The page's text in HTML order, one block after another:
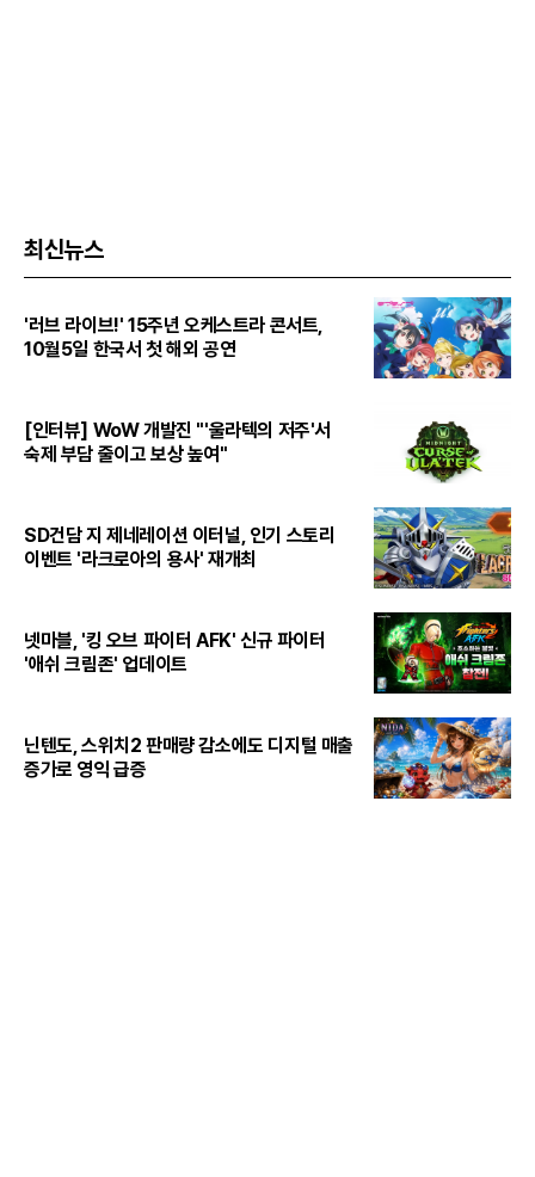
최신뉴스
'러브 라이브!' 15주년 오케스트라 콘서트,
10월5일 한국서 첫 해외 공연
[인터뷰] WoW 개발진 "'울라텍의 저주'서
숙제 부담 줄이고 보상 높여"
SD건담 지 제네레이션 이터널, 인기 스토리
이벤트 '라크로아의 용사' 재개최
넷마블, '킹 오브 파이터 AFK' 신규 파이터
'애쉬 크림존' 업데이트
닌텐도, 스위치2 판매량 감소에도 디지털 매출
증가로 영익 급증